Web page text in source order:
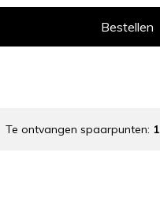
Bestellen
Te ontvangen spaarpunten: 1